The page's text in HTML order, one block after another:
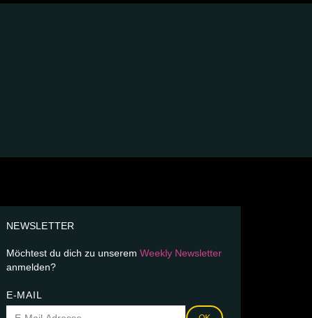
NEWSLETTER
Möchtest du dich zu unserem Weekly Newsletter
anmelden?
E-MAIL